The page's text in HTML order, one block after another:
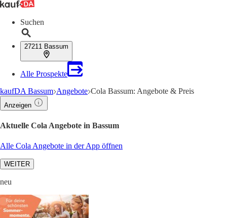
Suchen
27211 Bassum
Alle Prospekte
kaufDA Bassum Angebote Cola Bassum: Angebote & Preis
Anzeigen
Aktuelle Cola Angebote in Bassum
Alle Cola Angebote in der App öffnen
WEITER
neu